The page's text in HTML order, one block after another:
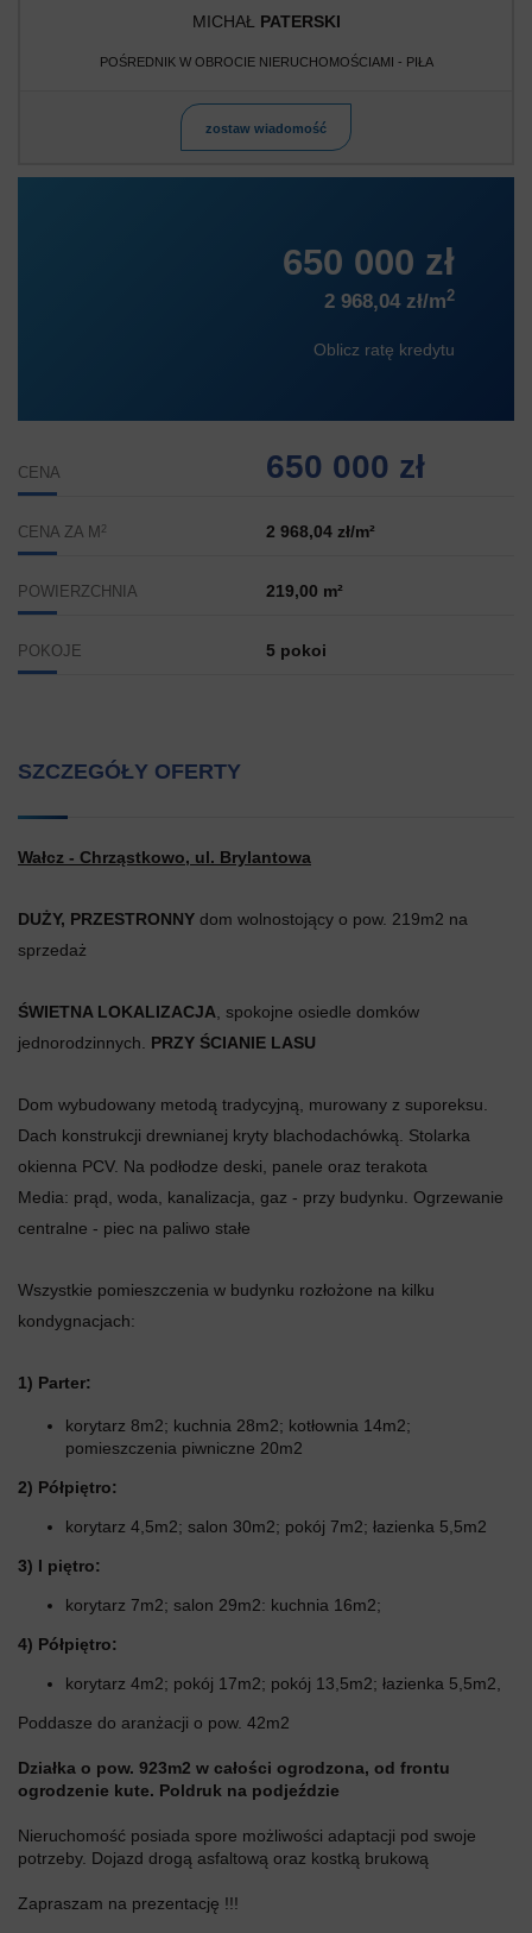
MICHAŁ PATERSKI
POŚREDNIK W OBROCIE NIERUCHOMOŚCIAMI - PIŁA
zostaw wiadomość
650 000 zł
2 968,04 zł/m2
Oblicz ratę kredytu
CENA 650 000 zł
CENA ZA M 2 2 968,04 zł/m²
POWIERZCHNIA 219,00 m²
POKOJE 5 pokoi
SZCZEGÓŁY OFERTY
Wałcz - Chrząstkowo, ul. Brylantowa
DUŻY, PRZESTRONNY dom wolnostojący o pow. 219m2 na
sprzedaż
ŚWIETNA LOKALIZACJA, spokojne osiedle domków
jednorodzinnych. PRZY ŚCIANIE LASU
Dom wybudowany metodą tradycyjną, murowany z suporeksu.
Dach konstrukcji drewnianej kryty blachodachówką. Stolarka
okienna PCV. Na podłodze deski, panele oraz terakota
Media: prąd, woda, kanalizacja, gaz - przy budynku. Ogrzewanie
centralne - piec na paliwo stałe
Wszystkie pomieszczenia w budynku rozłożone na kilku
kondygnacjach:
1) Parter:
korytarz 8m2; kuchnia 28m2; kotłownia 14m2;
pomieszczenia piwniczne 20m2
2) Półpiętro:
korytarz 4,5m2; salon 30m2; pokój 7m2; łazienka 5,5m2
3) I piętro:
korytarz 7m2; salon 29m2: kuchnia 16m2;
4) Półpiętro:
korytarz 4m2; pokój 17m2; pokój 13,5m2; łazienka 5,5m2,
Poddasze do aranżacji o pow. 42m2
Działka o pow. 923m2 w całości ogrodzona, od frontu
ogrodzenie kute. Poldruk na podjeździe
Nieruchomość posiada spore możliwości adaptacji pod swoje
potrzeby. Dojazd drogą asfaltową oraz kostką brukową
Zapraszam na prezentację !!!